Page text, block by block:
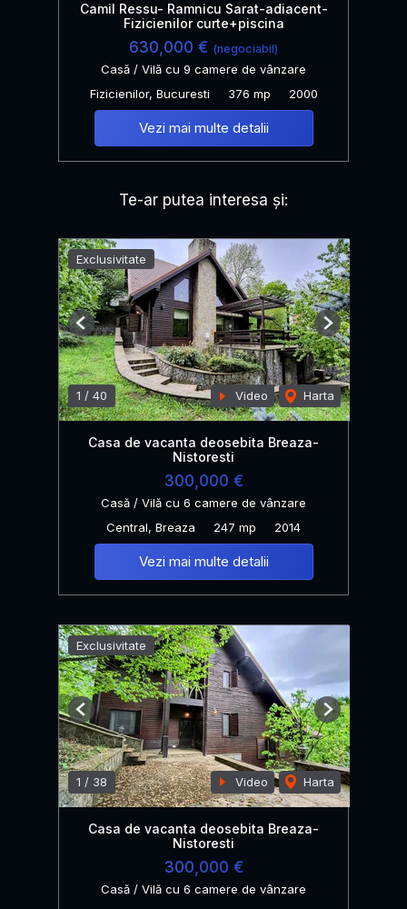
Camil Ressu- Ramnicu Sarat-adiacent-
Fizicienilor curte+piscina
630,000 € (negociabil)
Casă / Vilă cu 9 camere de vânzare
Fizicienilor, Bucuresti
376 mp 2000
Vezi mai multe detalii
Te-ar putea interesa și:
Exclusivitate
1 / 40 Video Harta
Previous Next
Casa de vacanta deosebita Breaza-
Nistoresti
300,000 €
Casă / Vilă cu 6 camere de vânzare
Central, Breaza
247 mp 2014
Vezi mai multe detalii
Exclusivitate
1 / 38 Video Harta
Previous Next
Casa de vacanta deosebita Breaza-
Nistoresti
300,000 €
Casă / Vilă cu 6 camere de vânzare